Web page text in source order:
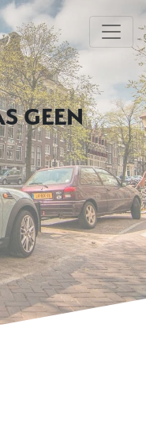
GEEN